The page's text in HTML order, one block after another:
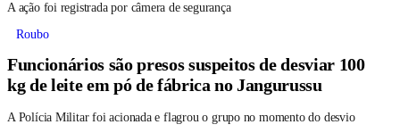
A ação foi registrada por câmera de segurança
Roubo
Funcionários são presos suspeitos de desviar 100
kg de leite em pó de fábrica no Jangurussu
A Polícia Militar foi acionada e flagrou o grupo no momento do desvio